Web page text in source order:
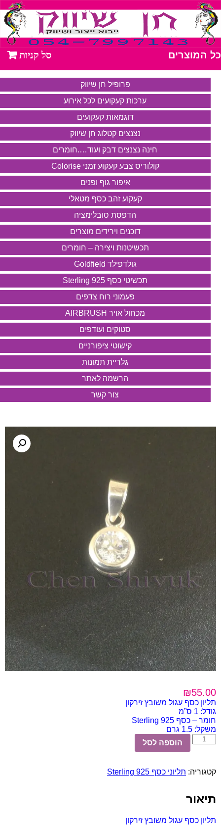
כל המוצרים
פרופיל חן שיווק
ערכות קעקועים לכל אירוע
דוגמאות קעקועים
נצנצים קטלוג חן שיווק
חינה נצנצים דבק ועוד….חומרים
קולוריס צבע קעקוע זמני Colorise
איפור גוף ופנים
קעקוע זהב כסף מטאלי
הדפסת סובלימציה
דוכנים וירידים מוצרים
תכשיטנות ויצירה – חומרים
גולדפילד Goldfield
תכשיטי כסף 925 Sterling
פעמוני רוח צדפים
מכחול אויר AIRBRUSH
סטוקים ועודפים
קישוטי ציפורניים
גלריית תמונות
הרשמה לאתר
צור קשר
₪55.00
תליון כסף עגול משובץ זירקון
גודל: 1 ס”מ
חומר – כסף 925 Sterling
משקל: 1.5 גרם
כמות
של
עגול
הוספה לסל
קטגוריה: תליוני כסף 925 Sterling
תיאור
תליון כסף עגול משובץ זירקון